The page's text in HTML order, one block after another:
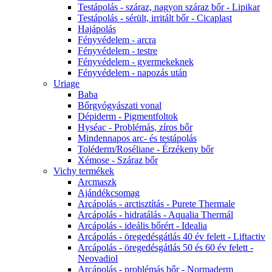
Testápolás - száraz, nagyon száraz bőr - Lipikar
Testápolás - sérült, irritált bőr - Cicaplast
Hajápolás
Fényvédelem - arcra
Fényvédelem - testre
Fényvédelem - gyermekeknek
Fényvédelem - napozás után
Uriage
Baba
Bőrgyógyászati vonal
Dépiderm - Pigmentfoltok
Hyséac - Problémás, zíros bőr
Mindennapos arc- és testápolás
Toléderm/Roséliane - Érzékeny bőr
Xémose - Száraz bőr
Vichy termékek
Arcmaszk
Ajándékcsomag
Arcápolás - arctisztítás - Purete Thermale
Arcápolás - hidratálás - Aqualia Thermál
Arcápolás - ideális bőrért - Idealia
Arcápolás - öregedésgátlás 40 év felett - Liftactiv
Arcápolás - öregedésgátlás 50 és 60 év felett -
Neovadiol
Arcápolás - problémás bőr - Normaderm